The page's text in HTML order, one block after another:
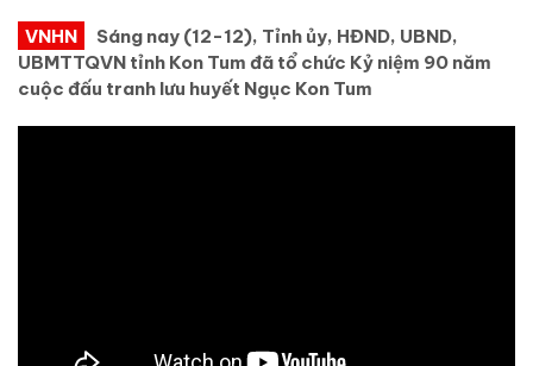
VNHN
Sáng nay (12-12), Tỉnh ủy, HĐND, UBND,
UBMTTQVN tỉnh Kon Tum đã tổ chức Kỷ niệm 90 năm
cuộc đấu tranh lưu huyết Ngục Kon Tum